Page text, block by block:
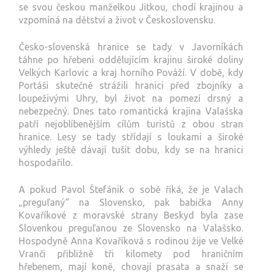
se svou českou manželkou Jitkou, chodí krajinou a
vzpomíná na dětství a život v Československu.
Česko-slovenská hranice se tady v Javorníkách
táhne po hřebeni oddělujícím krajinu široké doliny
Velkých Karlovic a kraj horního Pováží. V době, kdy
Portáši skutečně strážili hranici před zbojníky a
loupeživými Uhry, byl život na pomezí drsný a
nebezpečný. Dnes tato romantická krajina Valašska
patří nejoblíbenějším cílům turistů z obou stran
hranice. Lesy se tady střídají s loukami a široké
výhledy ještě dávají tušit dobu, kdy se na hranici
hospodařilo.
A pokud Pavol Štefánik o sobě říká, že je Valach
„preguľaný“ na Slovensko, pak babička Anny
Kovaříkové z moravské strany Beskyd byla zase
Slovenkou preguľanou ze Slovensko na Valašsko.
Hospodyně Anna Kovaříková s rodinou žije ve Velké
Vranči přibližně tři kilomety pod hraničním
hřebenem, mají koně, chovají prasata a snaží se